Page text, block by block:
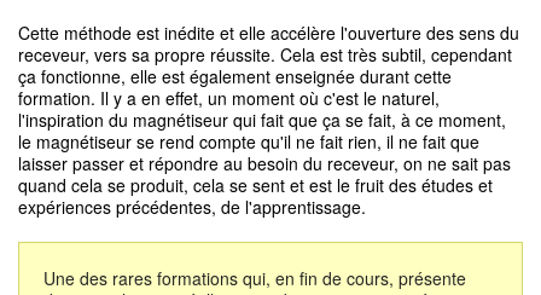
Cette méthode est inédite et elle accélère l'ouverture des sens du
receveur, vers sa propre réussite. Cela est très subtil, cependant
ça fonctionne, elle est également enseignée durant cette
formation. Il y a en effet, un moment où c'est le naturel,
l'inspiration du magnétiseur qui fait que ça se fait, à ce moment,
le magnétiseur se rend compte qu'il ne fait rien, il ne fait que
laisser passer et répondre au besoin du receveur, on ne sait pas
quand cela se produit, cela se sent et est le fruit des études et
expériences précédentes, de l'apprentissage.
Une des rares formations qui, en fin de cours, présente